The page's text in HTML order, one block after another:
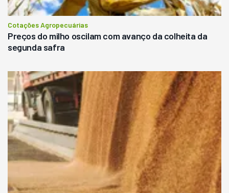
Cotações Agropecuárias
Preços do milho oscilam com avanço da colheita da
segunda safra